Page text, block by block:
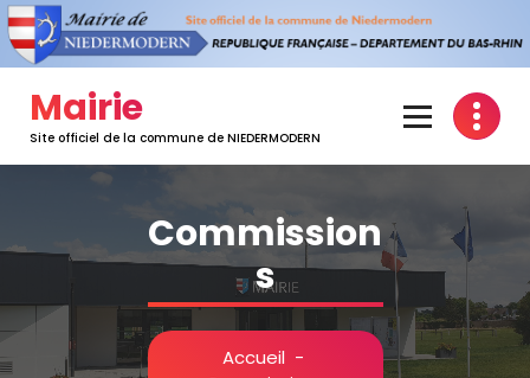
Mairie
Site officiel de la commune de NIEDERMODERN
Commission
s
Accueil-